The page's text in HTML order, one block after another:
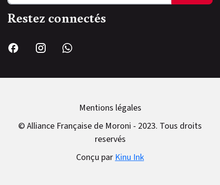
Restez connectés
Mentions légales
© Alliance Française de Moroni - 2023. Tous droits
reservés
Conçu par Kinu Ink